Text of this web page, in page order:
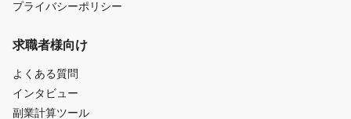
プライバシーポリシー
求職者様向け
よくある質問
インタビュー
副業計算ツール